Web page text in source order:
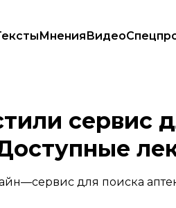
МненияВидео
программе «Доступные лекарства»
сервис
для поиска